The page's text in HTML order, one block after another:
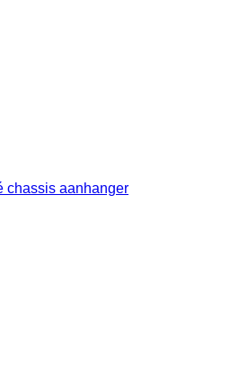
chassis aanhanger